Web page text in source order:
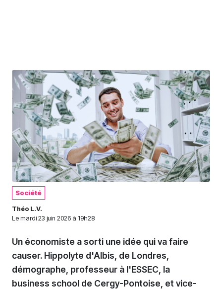
Société
Théo L.V.
Le mardi 23 juin 2026 à 19h28
Un économiste a sorti une idée qui va faire
causer. Hippolyte d'Albis, de Londres,
démographe, professeur à l'ESSEC, la
business school de Cergy-Pontoise, et vice-